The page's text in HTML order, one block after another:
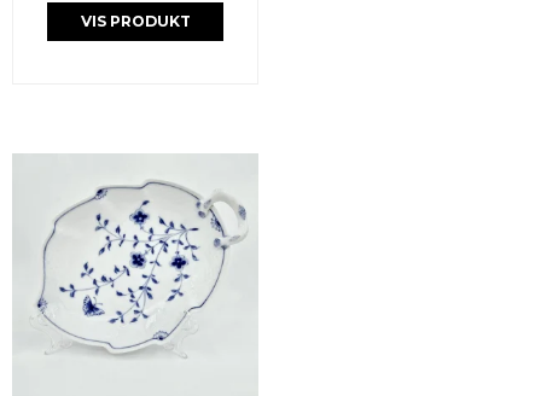
VIS PRODUKT